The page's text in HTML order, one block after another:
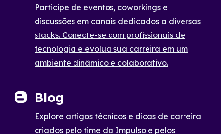
Participe de eventos, coworkings e
discussões em canais dedicados a diversas
stacks. Conecte-se com profissionais de
tecnologia e evolua sua carreira em um
ambiente dinâmico e colaborativo.
Blog
Explore artigos técnicos e dicas de carreira
criados pelo time da Impulso e pelos